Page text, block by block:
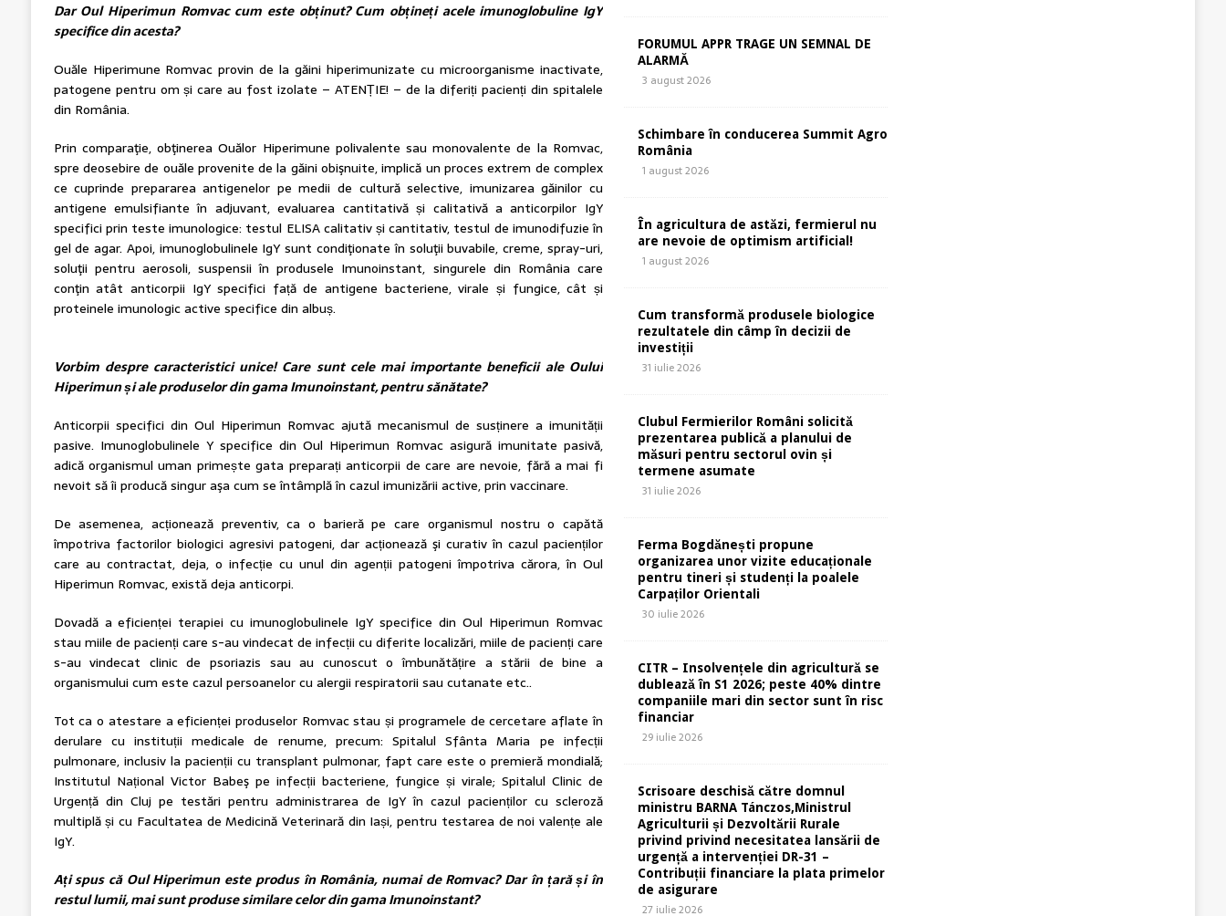
Dar Oul Hiperimun Romvac cum este obținut? Cum obțineți acele imunoglobuline IgY
specifice din acesta?
Ouăle Hiperimune Romvac provin de la găini hiperimunizate cu microorganisme inactivate,
patogene pentru om și care au fost izolate – ATENȚIE! – de la diferiți pacienți din spitalele
din România.
Prin comparaţie, obţinerea Ouălor Hiperimune polivalente sau monovalente de la Romvac,
spre deosebire de ouăle provenite de la găini obişnuite, implică un proces extrem de complex
ce cuprinde prepararea antigenelor pe medii de cultură selective, imunizarea găinilor cu
antigene emulsifiante în adjuvant, evaluarea cantitativă și calitativă a anticorpilor IgY
specifici prin teste imunologice: testul ELISA calitativ și cantitativ, testul de imunodifuzie în
gel de agar. Apoi, imunoglobulinele IgY sunt condiţionate în soluţii buvabile, creme, spray-uri,
soluţii pentru aerosoli, suspensii în produsele Imunoinstant, singurele din România care
conţin atât anticorpii IgY specifici față de antigene bacteriene, virale și fungice, cât și
proteinele imunologic active specifice din albuș.
Vorbim despre caracteristici unice! Care sunt cele mai importante beneficii ale Oului
Hiperimun și ale produselor din gama Imunoinstant, pentru sănătate?
Anticorpii specifici din Oul Hiperimun Romvac ajută mecanismul de susținere a imunității
pasive. Imunoglobulinele Y specifice din Oul Hiperimun Romvac asigură imunitate pasivă,
adică organismul uman primește gata preparați anticorpii de care are nevoie, fără a mai fi
nevoit să îi producă singur aşa cum se întâmplă în cazul imunizării active, prin vaccinare.
De asemenea, acționează preventiv, ca o barieră pe care organismul nostru o capătă
împotriva factorilor biologici agresivi patogeni, dar acționează şi curativ în cazul pacienților
care au contractat, deja, o infecție cu unul din agenții patogeni împotriva cărora, în Oul
Hiperimun Romvac, există deja anticorpi.
Dovadă a eficienței terapiei cu imunoglobulinele IgY specifice din Oul Hiperimun Romvac
stau miile de pacienți care s-au vindecat de infecții cu diferite localizări, miile de pacienți care
s-au vindecat clinic de psoriazis sau au cunoscut o îmbunătățire a stării de bine a
organismului cum este cazul persoanelor cu alergii respiratorii sau cutanate etc..
Tot ca o atestare a eficienței produselor Romvac stau și programele de cercetare aflate în
derulare cu instituții medicale de renume, precum: Spitalul Sfânta Maria pe infecții
pulmonare, inclusiv la pacienții cu transplant pulmonar, fapt care este o premieră mondială;
Institutul Național Victor Babeş pe infecții bacteriene, fungice și virale; Spitalul Clinic de
Urgență din Cluj pe testări pentru administrarea de IgY în cazul pacienților cu scleroză
multiplă și cu Facultatea de Medicină Veterinară din Iași, pentru testarea de noi valențe ale
IgY.
Ați spus că Oul Hiperimun este produs în România, numai de Romvac? Dar în țară și în
restul lumii, mai sunt produse similare celor din gama Imunoinstant?
FORUMUL APPR TRAGE UN SEMNAL DE
ALARMĂ
3 august 2026
Schimbare în conducerea Summit Agro
România
1 august 2026
În agricultura de astăzi, fermierul nu
are nevoie de optimism artificial!
1 august 2026
Cum transformă produsele biologice
rezultatele din câmp în decizii de
investiții
31 iulie 2026
Clubul Fermierilor Români solicită
prezentarea publică a planului de
măsuri pentru sectorul ovin și
termene asumate
31 iulie 2026
Ferma Bogdănești propune
organizarea unor vizite educaționale
pentru tineri și studenți la poalele
Carpaților Orientali
30 iulie 2026
CITR – Insolvențele din agricultură se
dublează în S1 2026; peste 40% dintre
companiile mari din sector sunt în risc
financiar
29 iulie 2026
Scrisoare deschisă către domnul
ministru BARNA Tánczos,Ministrul
Agriculturii și Dezvoltării Rurale
privind privind necesitatea lansării de
urgență a intervenției DR-31 –
Contribuții financiare la plata primelor
de asigurare
27 iulie 2026